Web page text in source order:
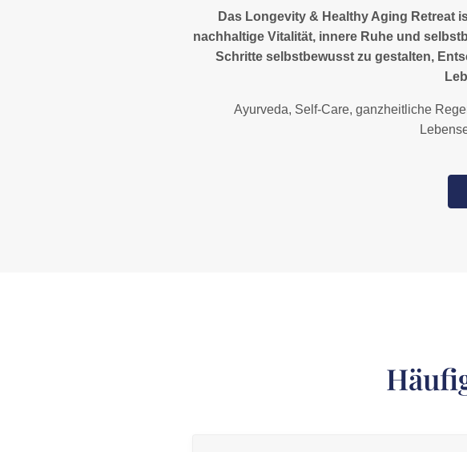
Das Longevity & Healthy Aging Retreat
nachhaltige Vitalität, innere Ruhe und
Schritte selbstbewusst zu gestalten,
Ayurveda, Self-Care, ganzheitliche